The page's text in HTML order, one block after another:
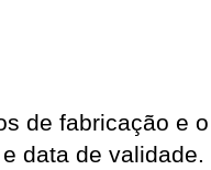
de fabricação e o
data de validade.